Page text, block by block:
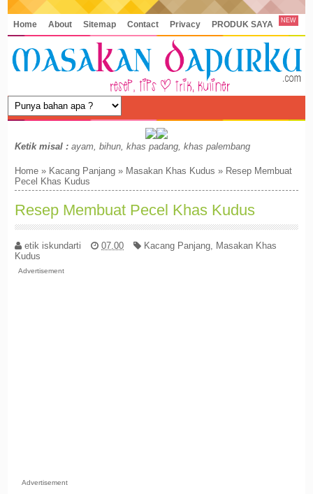
Home About Sitemap Contact Privacy PRODUK SAYA NEW
Ketik misal : ayam, bihun, khas padang, khas palembang
Home » Kacang Panjang » Masakan Khas Kudus » Resep Membuat
Pecel Khas Kudus
Resep Membuat Pecel Khas Kudus
etik iskundarti 07.00 Kacang Panjang Masakan Khas
Kudus
Advertisement
Advertisement